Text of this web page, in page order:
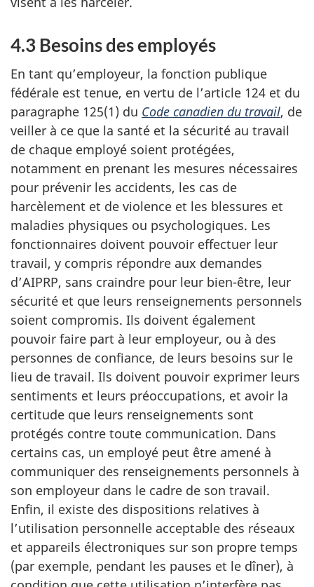
4.3 Besoins des employés
En tant qu’employeur, la fonction publique
fédérale est tenue, en vertu de l’article 124 et du
paragraphe 125(1) du Code canadien du travail, de
veiller à ce que la santé et la sécurité au travail
de chaque employé soient protégées,
notamment en prenant les mesures nécessaires
pour prévenir les accidents, les cas de
harcèlement et de violence et les blessures et
maladies physiques ou psychologiques. Les
fonctionnaires doivent pouvoir effectuer leur
travail, y compris répondre aux demandes
d’AIPRP, sans craindre pour leur bien-être, leur
sécurité et que leurs renseignements personnels
soient compromis. Ils doivent également
pouvoir faire part à leur employeur, ou à des
personnes de confiance, de leurs besoins sur le
lieu de travail. Ils doivent pouvoir exprimer leurs
sentiments et leurs préoccupations, et avoir la
certitude que leurs renseignements sont
protégés contre toute communication. Dans
certains cas, un employé peut être amené à
communiquer des renseignements personnels à
son employeur dans le cadre de son travail.
Enfin, il existe des dispositions relatives à
l’utilisation personnelle acceptable des réseaux
et appareils électroniques sur son propre temps
(par exemple, pendant les pauses et le dîner), à